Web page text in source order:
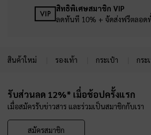
สิทธิพิเศษสมาชิก VIP
ลดทันที 10% + จัดส่งฟรีตลอด
สินค้าใหม่ รองเท้า กระเป๋า กระ
รับส่วนลด 12%* เมื่อช้อปครั้งแรก
เมื่อสมัครรับข่าวสาร และร่วมเป็นสมาชิกกับเรา
สมัครสมาชิก